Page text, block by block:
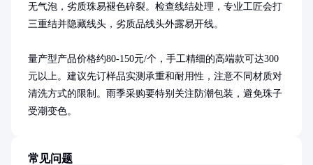
无气泡，劣质珠易褪色碎裂。检查线结处理，专业工匠会打
三重结并隐藏线头，劣质品线头外露易开线。
量产型产品价格约80-150元/个，手工精细的高端款可达300
元以上。建议先订样品实测承重和耐用性，注意不同材质对
清洗方式的限制。雨季采购要特别关注防潮包装，避免珠子
受潮变色。
常见问题